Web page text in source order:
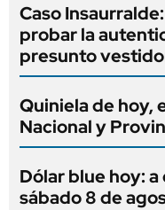
Caso
probar la
presunto
Quiniela de hoy,
Nacional y
Dólar blue hoy:
sábado 8 de